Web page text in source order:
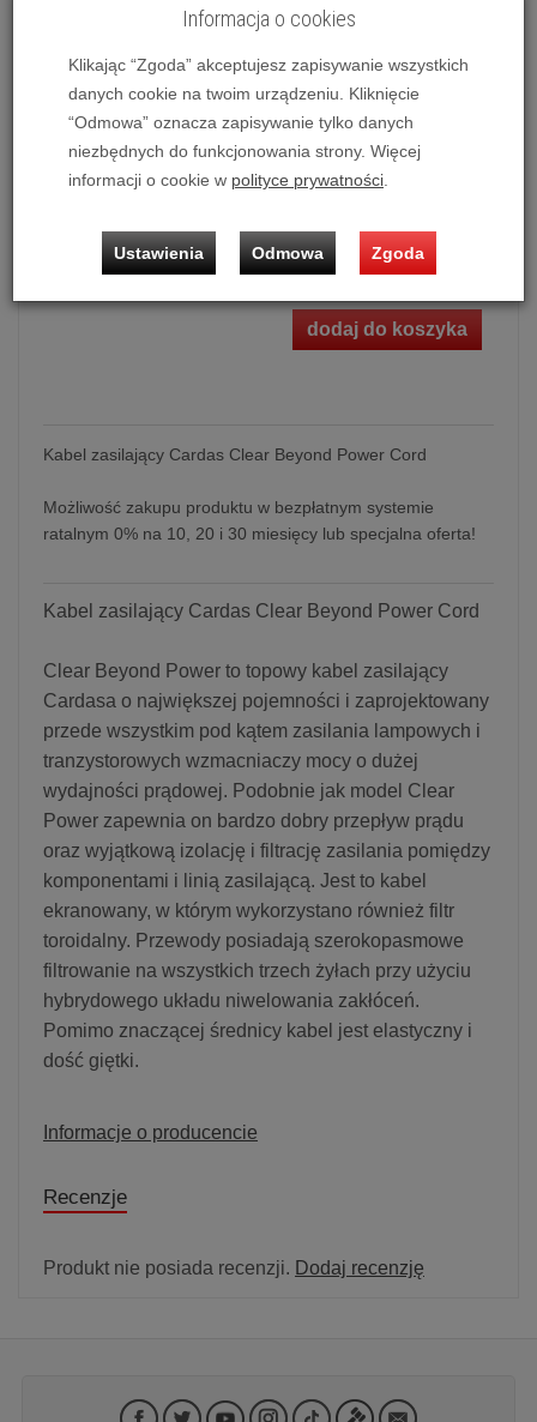
Dostępne długości
1.5 m
5 999,00 zł/ szt.
dodaj do koszyka
Kabel zasilający Cardas Clear Beyond Power Cord
Możliwość zakupu produktu w bezpłatnym systemie
ratalnym 0% na 10, 20 i 30 miesięcy lub specjalna oferta!
Kabel zasilający Cardas Clear Beyond Power Cord
Clear Beyond Power to topowy kabel zasilający
Cardasa o największej pojemności i zaprojektowany
przede wszystkim pod kątem zasilania lampowych i
tranzystorowych wzmacniaczy mocy o dużej
wydajności prądowej. Podobnie jak model Clear
Power zapewnia on bardzo dobry przepływ prądu
oraz wyjątkową izolację i filtrację zasilania pomiędzy
komponentami i linią zasilającą. Jest to kabel
ekranowany, w którym wykorzystano również filtr
toroidalny. Przewody posiadają szerokopasmowe
filtrowanie na wszystkich trzech żyłach przy użyciu
hybrydowego układu niwelowania zakłóceń.
Pomimo znaczącej średnicy kabel jest elastyczny i
dość giętki.
Informacje o producencie
Recenzje
Produkt nie posiada recenzji. Dodaj recenzję
Informacja o cookies
Klikając “Zgoda” akceptujesz zapisywanie wszystkich
danych cookie na twoim urządzeniu. Kliknięcie
“Odmowa” oznacza zapisywanie tylko danych
niezbędnych do funkcjonowania strony. Więcej
informacji o cookie w polityce prywatności
Ustawienia Odmowa Zgoda